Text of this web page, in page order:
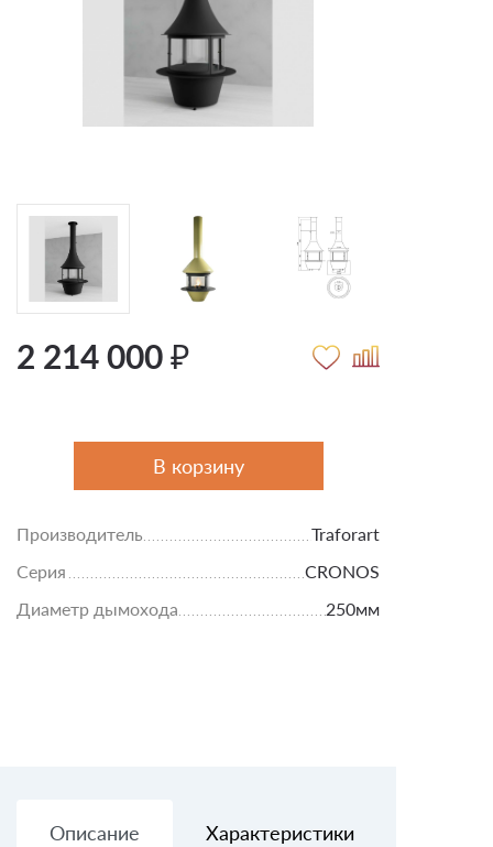
2 214 000 ₽
В корзину
Производитель
Traforart
Серия
CRONOS
Диаметр дымохода
250мм
Описание Характеристики